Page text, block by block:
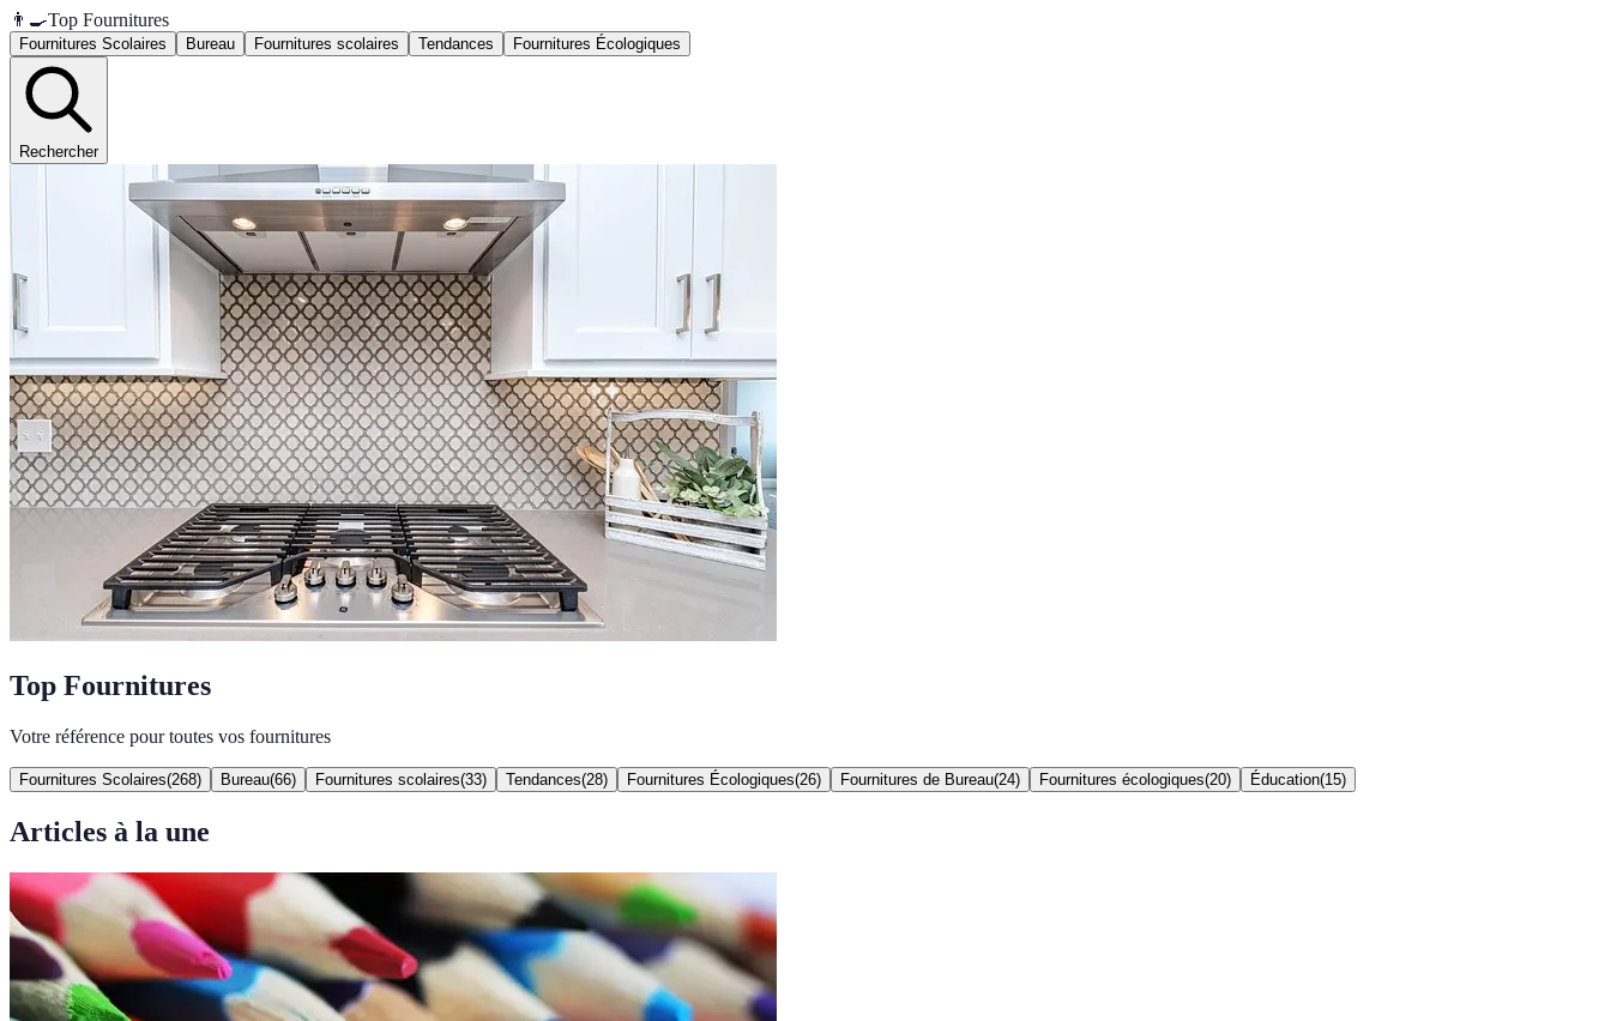
👨‍🍳Top Fournitures
Fournitures Scolaires Bureau Fournitures scolaires Tendances Fournitures Écologiques
Rechercher
Top Fournitures
Votre référence pour toutes vos fournitures
Fournitures Scolaires(268) Bureau(66) Fournitures scolaires(33) Tendances(28) Fournitures Écologiques(26) Fournitures de Bureau(24) Fournitures écologiques(20) Éducation(15)
Articles à la une